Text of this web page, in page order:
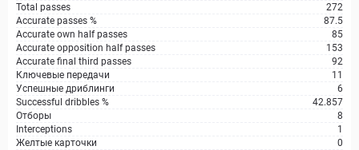
Total passes
272
Accurate passes %
87.5
Accurate own half passes
85
Accurate opposition half passes
153
Accurate final third passes
92
Ключевые передачи
11
Успешные дриблинги
6
Successful dribbles %
42.857
Отборы
8
Interceptions
1
Желтые карточки
0